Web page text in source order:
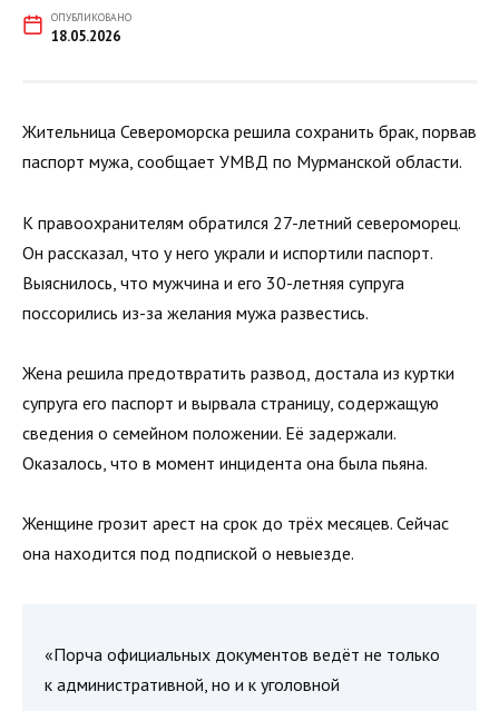
ОПУБЛИКОВАНО
18.05.2026
Жительница Североморска решила сохранить брак, порвав
паспорт мужа, сообщает УМВД по Мурманской области.
К правоохранителям обратился 27-летний североморец.
Он рассказал, что у него украли и испортили паспорт.
Выяснилось, что мужчина и его 30-летняя супруга
поссорились из-за желания мужа развестись.
Жена решила предотвратить развод, достала из куртки
супруга его паспорт и вырвала страницу, содержащую
сведения о семейном положении. Её задержали.
Оказалось, что в момент инцидента она была пьяна.
Женщине грозит арест на срок до трёх месяцев. Сейчас
она находится под подпиской о невыезде.
«Порча официальных документов ведёт не только
к административной, но и к уголовной